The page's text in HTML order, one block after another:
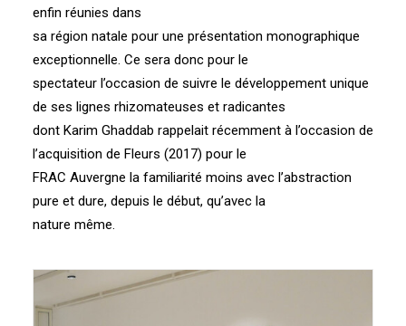
enfin réunies dans
sa région natale pour une présentation monographique
exceptionnelle. Ce sera donc pour le
spectateur l’occasion de suivre le développement unique
de ses lignes rhizomateuses et radicantes
dont Karim Ghaddab rappelait récemment à l’occasion de
l’acquisition de Fleurs (2017) pour le
FRAC Auvergne la familiarité moins avec l’abstraction
pure et dure, depuis le début, qu’avec la
nature même.